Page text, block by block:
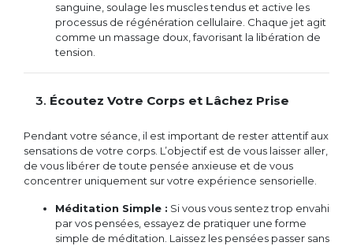
sanguine, soulage les muscles tendus et active les
processus de régénération cellulaire. Chaque jet agit
comme un massage doux, favorisant la libération de
tension.
3. Écoutez Votre Corps et Lâchez Prise
Pendant votre séance, il est important de rester attentif aux
sensations de votre corps. L’objectif est de vous laisser aller,
de vous libérer de toute pensée anxieuse et de vous
concentrer uniquement sur votre expérience sensorielle.
Méditation Simple : Si vous vous sentez trop envahi
par vos pensées, essayez de pratiquer une forme
simple de méditation. Laissez les pensées passer sans